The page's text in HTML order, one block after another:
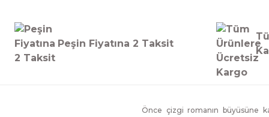
Peşin Fiyatına 2 Taksit
Önce çizgi romanın büyüsüne